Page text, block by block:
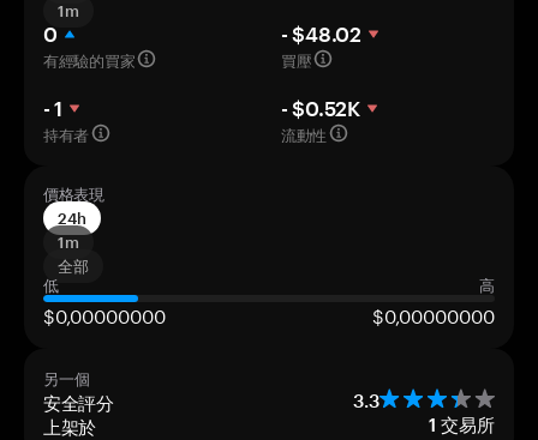
1m
0
有經驗的買家
- $48.02
買壓
- 1
持有者
- $0.52K
流動性
價格表現
24h
1m
全部
低
高
$0,00000000 $0,00000000
另一個
安全評分 3.3
上架於 1 交易所